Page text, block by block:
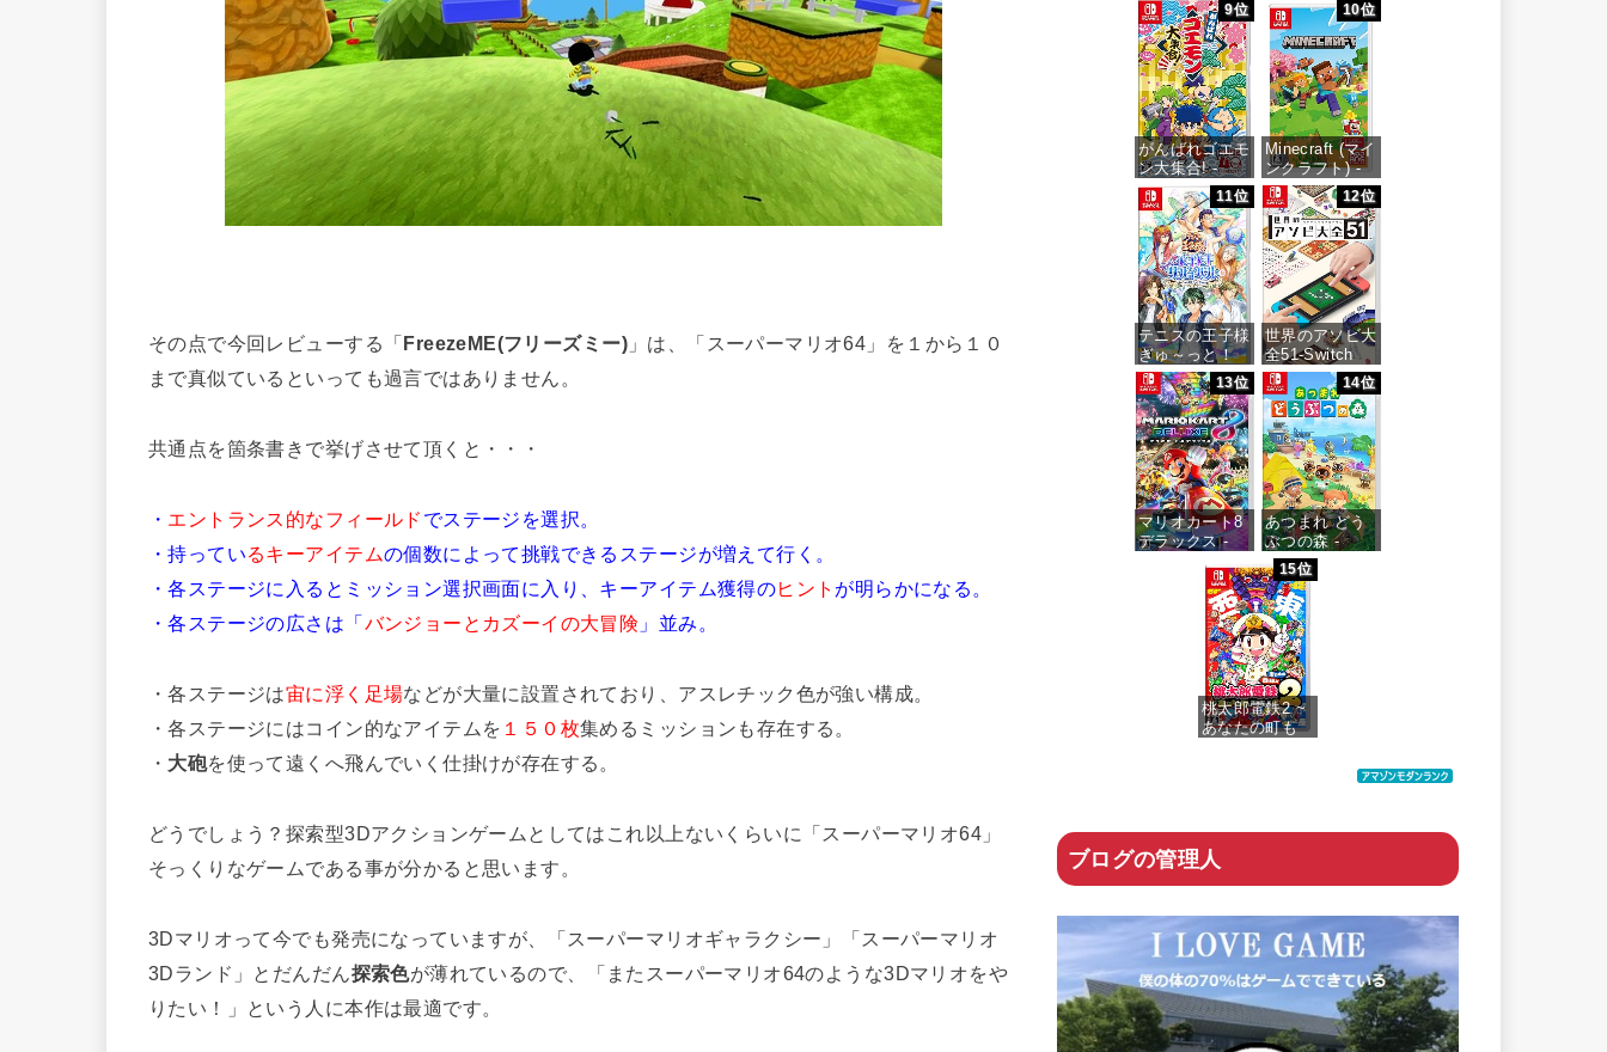
その点で今回レビューする「FreezeME(フリーズミー)」は、「スーパーマリオ64」を１から１０
まで真似ているといっても過言ではありません。
共通点を箇条書きで挙げさせて頂くと・・・
・ エントランス的なフィールド でステージを選択。
・持っているキーアイテムの個数によって挑戦できるステージが増えて行く。
・各ステージに入るとミッション選択画面に入り、キーアイテム獲得のヒント が明らかになる。
・各ステージの広さは「バンジョーとカズーイの大冒険 」並み。
・各ステージは宙に浮く足場などが大量に設置されており、アスレチック色が強い構成。
・各ステージにはコイン的なアイテムを １５０枚集めるミッションも存在する。
・ 大砲を使って遠くへ飛んでいく仕掛けが存在する。
どうでしょう？探索型3Dアクションゲームとしてはこれ以上ないくらいに「スーパーマリオ64」
そっくりなゲームである事が分かると思います。
3Dマリオって今でも発売になっていますが、「スーパーマリオギャラクシー」「スーパーマリオ
3Dランド」とだんだん探索色が薄れているので、「またスーパーマリオ64のような3Dマリオをや
りたい！」という人に本作は最適です。
価格：¥3,200 価格：¥5,536
9位
がんばれゴエモ
ン大集合! -
Switch
価格：¥4,436
10位
Minecraft (マイ
ンクラフト) -
Switch
価格：¥3,400
11位
テニスの王子様
ぎゅ～っと！
ドキドキサバイ
バル Tie break
♡ game
価格：¥7,700
12位
世界のアソビ大
全51-Switch
価格：¥3,655
13位
マリオカート8
デラックス -
価格：¥5,430
14位
あつまれ どう
ぶつの森 -
Switch
価格：¥5,518
15位
桃太郎電鉄2 ~
あなたの町も
ブログの管理人